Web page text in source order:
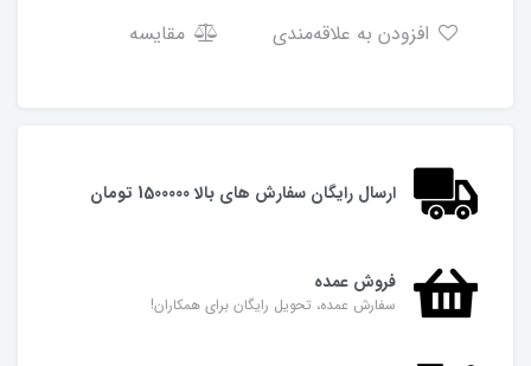
مقایسه
ارسال رایگان سفارش های بالا 1500000 تومان
فروش عمده
سفارش عمده، تحویل رایگان برای همکاران!